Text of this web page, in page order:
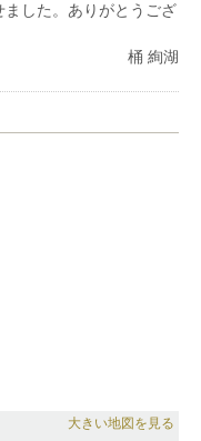
した。ありがとうござ
桶 絢湖
大きい地図を見る